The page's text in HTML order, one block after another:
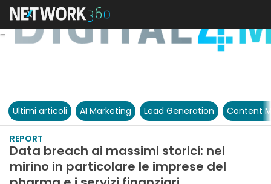
Ultimi articoli AI Marketing Lead Generation Content
REPORT
Data breach ai massimi storici: nel
mirino in particolare le imprese del